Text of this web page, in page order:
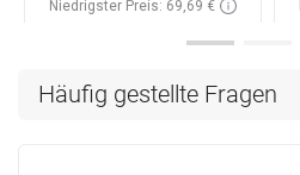
Häufig gestellte Fragen
Niedrigster Preis: 69,69 €